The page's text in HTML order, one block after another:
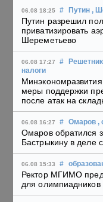
06.08 18:25 # Путин ,
Путин разрешил
приватизировать
Шереметьево
06.08 17:27 #
налоги
меры поддержки
после атак на
06.08 16:27 # Омаров ,
Омаров обратился
Бастрыкину в деле
06.08 15:33 #
Ректор МГИМО
для